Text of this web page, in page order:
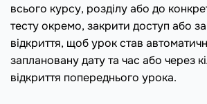
всього курсу, розділу або до
тесту окремо, закрити доступ або
відкриття, щоб урок став
заплановану дату та час або через
відкриття попереднього урока.